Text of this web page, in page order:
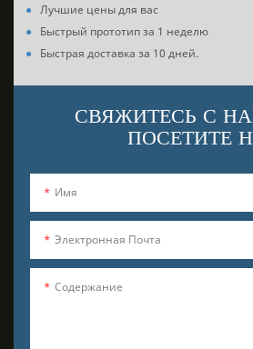
● Лучшие цены для вас
● Быстрый прототип за 1 неделю
● Быстрая доставка за 10 дней.
СВЯЖИТЕСЬ С
ПОСЕТИТЕ
Имя
Электронная Почта
Содержание